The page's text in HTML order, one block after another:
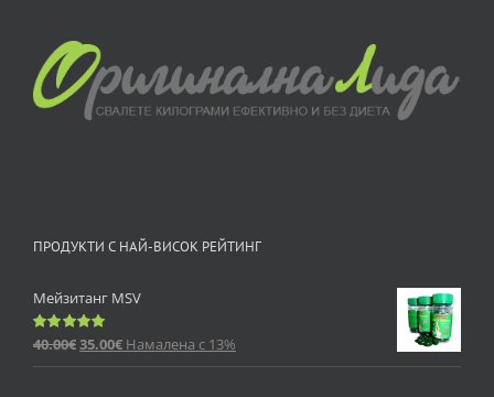
ПРОДУКТИ С НАЙ-ВИСОК РЕЙТИНГ
Мейзитанг MSV
Оценено
40.00€35.00€ Намалена с 13%